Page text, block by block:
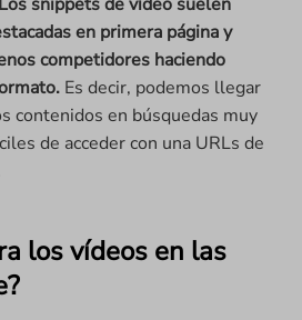
en primera página y
competidores haciendo
Es decir, podemos llegar
contenidos en búsquedas muy
de acceder con una URLs de
los vídeos en las